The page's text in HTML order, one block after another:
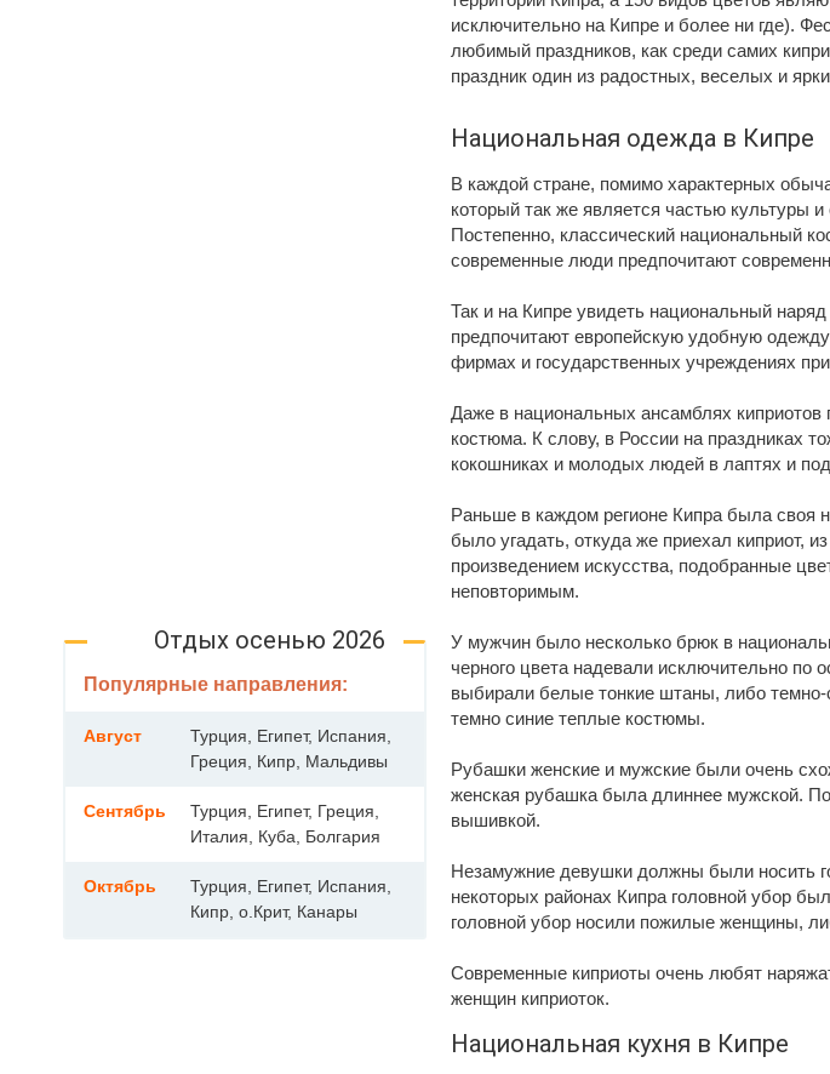
исключительно на Кипре и более ни где).
любимый праздников, как среди самих
праздник один из радостных, веселых и
Национальная одежда в Кипре
В каждой стране, помимо характерных
который так же является частью культуры
Постепенно, классический национальный
современные люди предпочитают
Так и на Кипре увидеть национальный
предпочитают европейскую удобную
фирмах и государственных учреждениях
Даже в национальных ансамблях киприотов
костюма. К слову, в России на праздниках
кокошниках и молодых людей в лаптях и
Раньше в каждом регионе Кипра была
было угадать, откуда же приехал киприот,
произведением искусства, подобранные
неповторимым.
У мужчин было несколько брюк в
черного цвета надевали исключительно
выбирали белые тонкие штаны, либо
темно синие теплые костюмы.
Рубашки женские и мужские были очень
женская рубашка была длиннее мужской.
вышивкой.
Незамужние девушки должны были носить
некоторых районах Кипра головной убор
головной убор носили пожилые женщины,
Современные киприоты очень любят
женщин киприоток.
Национальная кухня в Кипре
Отдых осенью 2026
Популярные направления:
Август
Турция, Египет, Испания,
Греция, Кипр, Мальдивы
Сентябрь
Турция, Египет, Греция,
Италия, Куба, Болгария
Октябрь
Турция, Египет, Испания,
Кипр, о.Крит, Канары